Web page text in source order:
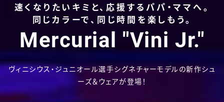
速くなりたいキミと、応援するパパ・ママへ。
同じカラーで、同じ時間を楽しもう。
Mercurial "Vini Jr."
ヴィニシウス・ジュニオール選手シグネチャーモデルの新作シュ
ーズ＆ウェアが登場！